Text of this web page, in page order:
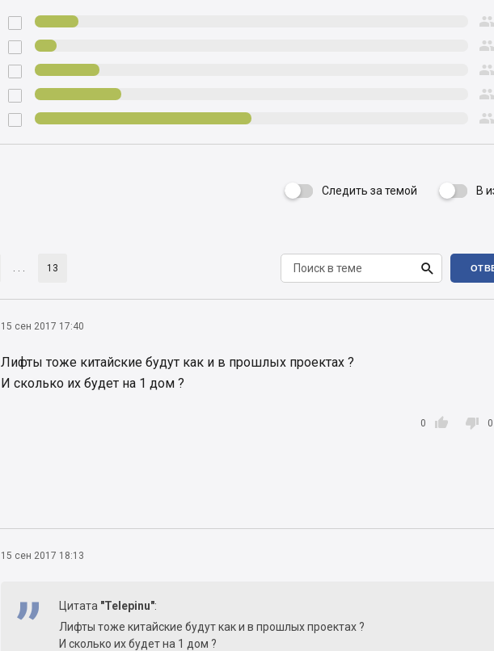
 
 
 
 
 
Следить за темой  В
. . . 13 
15 сен 2017 17:40
Лифты тоже китайские будут как и в прошлых проектах ?
И сколько их будет на 1 дом ?

0  0
15 сен 2017 18:13
Цитата "Telepinu":
Лифты тоже китайские будут как и в прошлых проектах ?
И сколько их будет на 1 дом ?